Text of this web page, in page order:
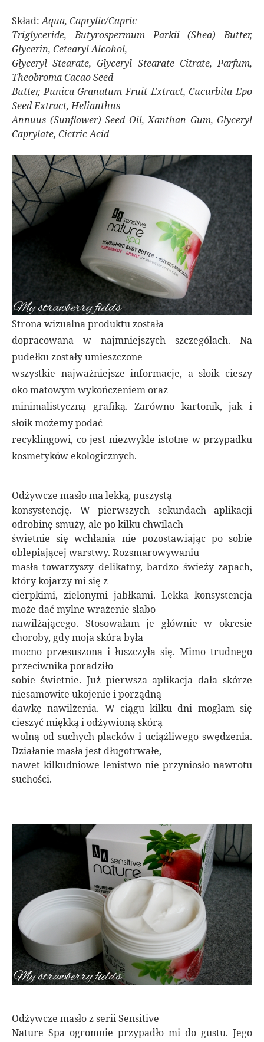
Skład:Aqua, Caprylic/Capric
Triglyceride, Butyrospermum Parkii (Shea) Butter,
Glycerin, Cetearyl Alcohol,
Glyceryl Stearate, Glyceryl Stearate Citrate, Parfum,
Theobroma Cacao Seed
Butter, Punica Granatum Fruit Extract, Cucurbita Epo
Seed Extract, Helianthus
Annuus (Sunflower) Seed Oil, Xanthan Gum, Glyceryl
Caprylate, Cictric Acid
Strona wizualna produktu została
dopracowana w najmniejszych szczegółach. Na
pudełku zostały umieszczone
wszystkie najważniejsze informacje, a słoik cieszy
oko matowym wykończeniem oraz
minimalistyczną grafiką. Zarówno kartonik, jak i
słoik możemy podać
recyklingowi, co jest niezwykle istotne w przypadku
kosmetyków ekologicznych.
Odżywcze masło ma lekką, puszystą
konsystencję. W pierwszych sekundach aplikacji
odrobinę smuży, ale po kilku chwilach
świetnie się wchłania nie pozostawiając po sobie
oblepiającej warstwy. Rozsmarowywaniu
masła towarzyszy delikatny, bardzo świeży zapach,
który kojarzy mi się z
cierpkimi, zielonymi jabłkami. Lekka konsystencja
może dać mylne wrażenie słabo
nawilżającego. Stosowałam je głównie w okresie
choroby, gdy moja skóra była
mocno przesuszona i łuszczyła się. Mimo trudnego
przeciwnikaporadziło
sobie świetnie. Już pierwsza aplikacja dała skórze
niesamowite ukojenie i porządną
dawkę nawilżenia. W ciągu kilku dni mogłam się
cieszyć miękką i odżywioną skórą
wolną od suchych placków i uciążliwego swędzenia.
Działanie masła jest długotrwałe,
nawet kilkudniowe lenistwo nie przyniosło nawrotu
suchości.
Odżywcze masło z serii Sensitive
Nature Spa ogromnie przypadło mi do gustu. Jego